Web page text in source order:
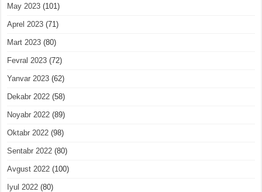
May 2023 (101)
Aprel 2023 (71)
Mart 2023 (80)
Fevral 2023 (72)
Yanvar 2023 (62)
Dekabr 2022 (58)
Noyabr 2022 (89)
Oktabr 2022 (98)
Sentabr 2022 (80)
Avgust 2022 (100)
Iyul 2022 (80)